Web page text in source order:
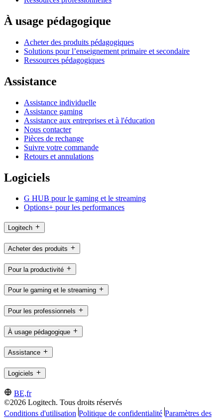
À usage pédagogique
Acheter des produits pédagogiques
Solutions pour l’enseignement primaire et secondaire
Ressources pédagogiques
Assistance
Assistance individuelle
Assistance gaming
Assistance aux entreprises et à l'éducation
Nous contacter
Pièces de rechange
Suivre votre commande
Retours et annulations
Logiciels
G HUB pour le gaming et le streaming
Options+ pour les performances
Logitech
Acheter des produits
Pour la productivité
Pour le gaming et le streaming
Pour les professionnels
À usage pédagogique
Assistance
Logiciels
BE,fr
©2026 Logitech. Tous droits réservés
Conditions d'utilisation Politique de confidentialité Paramètres des